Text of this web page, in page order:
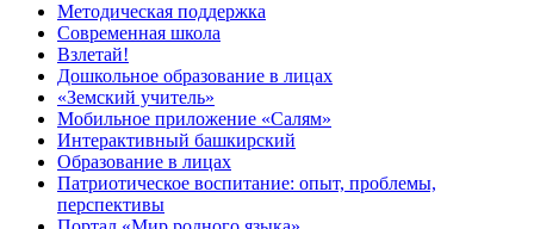
Методическая поддержка
Современная школа
Взлетай!
Дошкольное образование в лицах
«Земский учитель»
Мобильное приложение «Салям»
Интерактивный башкирский
Образование в лицах
Патриотическое воспитание: опыт, проблемы,
перспективы